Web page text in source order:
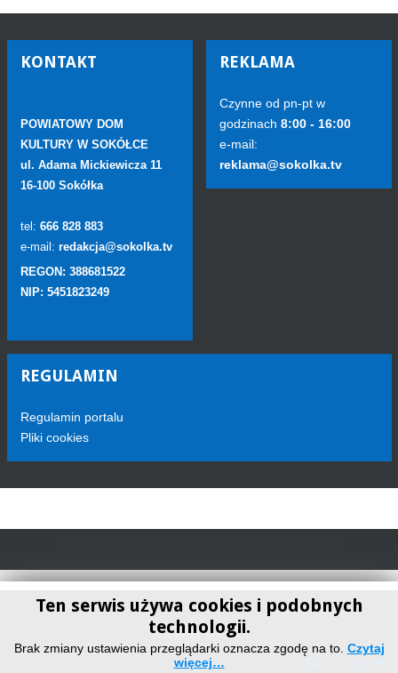
KONTAKT
POWIATOWY DOM
KULTURY W SOKÓŁCE
ul. Adama Mickiewicza 11
16-100 Sokółka
tel: 666 828 883
e-mail: redakcja@sokolka.tv
REGON: 388681522
NIP: 5451823249
REKLAMA
Czynne od pn-pt w
godzinach 8:00 - 16:00
e-mail:
reklama@sokolka.tv
REGULAMIN
Regulamin portalu
Pliki cookies
Ten serwis używa cookies i podobnych
technologii.
Brak zmiany ustawienia przeglądarki oznacza zgodę na to. Czytaj
więcej…
Telewizja Sokółka